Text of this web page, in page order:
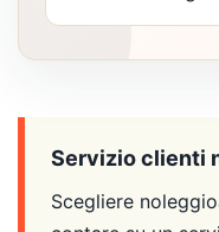
Servizio clienti
Scegliere